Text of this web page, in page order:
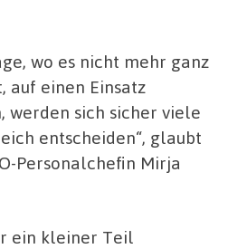
wo es nicht mehr ganz
auf einen Einsatz
werden sich sicher viele
entscheiden“, glaubt
Personalchefin Mirja
ein kleiner Teil